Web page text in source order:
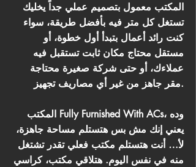
المكتب معمول بتصميم عملي جداً يخليك
تستغل كل متر فيه بأفضل طريقة، سواء
كنت رائد أعمال بتبدأ أول خطوة، أو
مستقل محتاج مكان ثابت تستقبل فيه
عملاءك، أو حتى شركة صغيرة محتاجة
مقر جاهز من غير أي مصاريف تجهيز.
المكتب Fully Furnished With ACs، وده
يعني إنك مش بس هتستلم مساحة جاهزة،
لأ… أنت هتستلم مكتب فعلي تقدر تشتغل
منه في نفس اليوم. هتلاقي مكتب، كراسي